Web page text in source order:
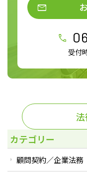
受付
カテゴリー
顧問契約／企業法務